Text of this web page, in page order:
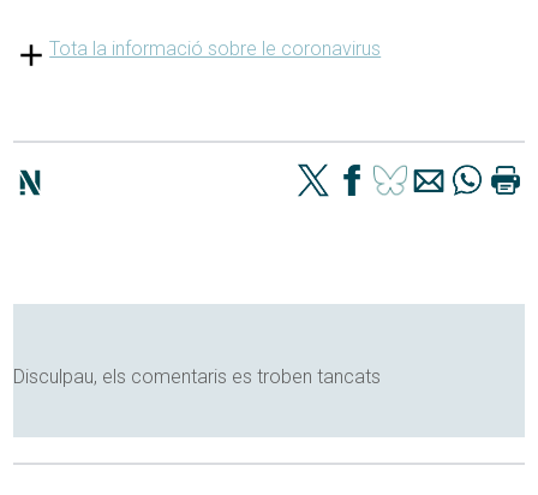
Tota la informació sobre le coronavirus
Disculpau, els comentaris es troben tancats